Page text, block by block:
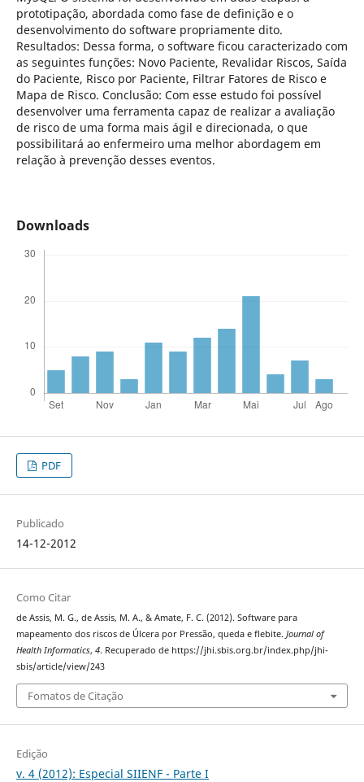
prototipação, abordada como fase de definição e o
desenvolvimento do software propriamente dito.
Resultados: Dessa forma, o software ficou caracterizado com
as seguintes funções: Novo Paciente, Revalidar Riscos, Saída
do Paciente, Risco por Paciente, Filtrar Fatores de Risco e
Mapa de Risco. Conclusão: Com esse estudo foi possível
desenvolver uma ferramenta capaz de realizar a avaliação
de risco de uma forma mais ágil e direcionada, o que
possibilitará ao enfermeiro uma melhor abordagem em
relação à prevenção desses eventos.
Downloads
PDF
Publicado
14-12-2012
Como Citar
de Assis, M. G., de Assis, M. A., & Amate, F. C. (2012). Software para
mapeamento dos riscos de Úlcera por Pressão, queda e flebite. Journal of
Health Informatics, 4. Recuperado de https://jhi.sbis.org.br/index.php/jhi-
sbis/article/view/243
Fomatos de Citação
Edição
v. 4 (2012): Especial SIIENF - Parte I